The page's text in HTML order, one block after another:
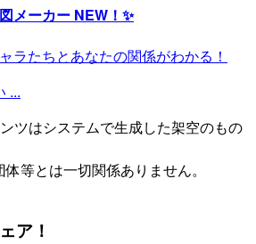
メーカー NEW！✨
ラたちとあなたの関係がわかる！
...
ツはシステムで生成した架空のもの
等とは一切関係ありません。
ア！